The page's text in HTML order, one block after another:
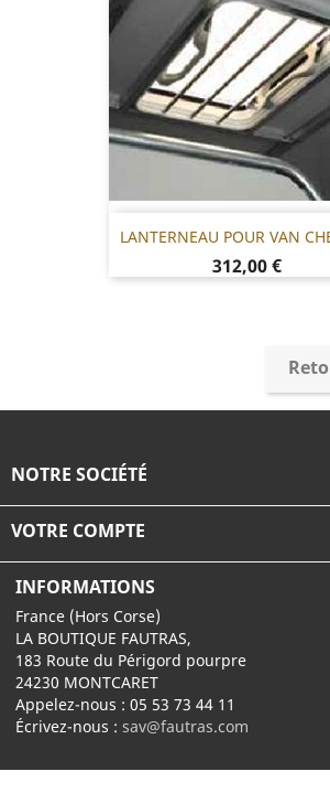
LANTERNEAU POUR VAN
Prix
312,00 €
NOTRE SOCIÉTÉ
VOTRE COMPTE
INFORMATIONS
France (Hors Corse)
LA BOUTIQUE FAUTRAS,
183 Route du Périgord pourpre
24230 MONTCARET
Appelez-nous :05 53 73 44 11
Écrivez-nous :sav@fautras.com